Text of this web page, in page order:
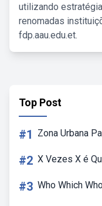
utilizando
renomadas
fdp.aau.edu.et.
Top Post
#1 Zona Urbana
#2 X Vezes X é
#3 Who Which